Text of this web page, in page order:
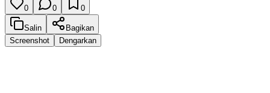
0 0 0
Salin
Bagikan
Screenshot
Dengarkan